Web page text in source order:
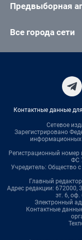
Предвыборная
Все города сети
Контактные данные
Сетевое
Зарегистрировано
информационных
Регистрационный
ФС
Учредитель: Общество
Главный
Адрес редакции: 672000,
эт. 6,
Электронный
Контактные